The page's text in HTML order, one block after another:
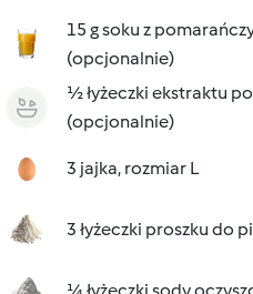
15 g soku z
(opcjonalnie)
½ łyżeczki ekstraktu
(opcjonalnie)
3 jajka, rozmiar L
3 łyżeczki proszku do